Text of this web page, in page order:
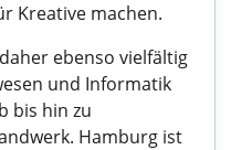
Kreative machen.
ebenso vielfältig
und Informatik
bis hin zu
Hamburg ist